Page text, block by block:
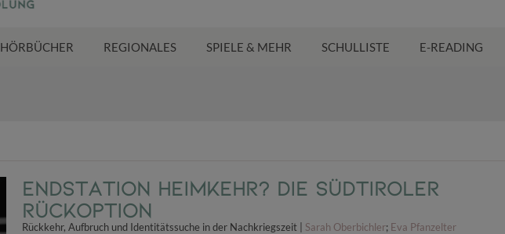
HÖRBÜCHER REGIONALES SPIELE & MEHR SCHULLISTE E-READING
Endstation Heimkehr? Die Südtiroler
Rückoption
Rückkehr, Aufbruch und Identitätssuche in der Nachkriegszeit | Sarah Oberbichler; Eva Pfanzelter